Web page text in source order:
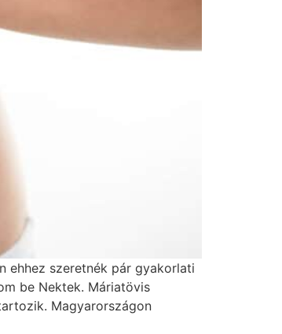
ehhez szeretnék pár gyakorlati
be Nektek. Máriatövis
Magyarországon